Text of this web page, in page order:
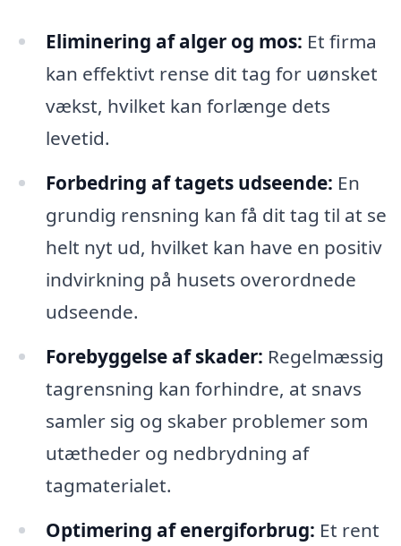
Eliminering af alger og mos: Et firma
kan effektivt rense dit tag for uønsket
vækst, hvilket kan forlænge dets
levetid.
Forbedring af tagets udseende: En
grundig rensning kan få dit tag til at se
helt nyt ud, hvilket kan have en positiv
indvirkning på husets overordnede
udseende.
Forebyggelse af skader: Regelmæssig
tagrensning kan forhindre, at snavs
samler sig og skaber problemer som
utætheder og nedbrydning af
tagmaterialet.
Optimering af energiforbrug: Et rent